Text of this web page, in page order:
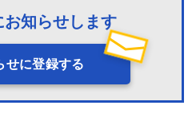
知らせします
せに登録する